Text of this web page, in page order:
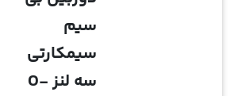
سیم
سیمکارتی
سه لنز O-